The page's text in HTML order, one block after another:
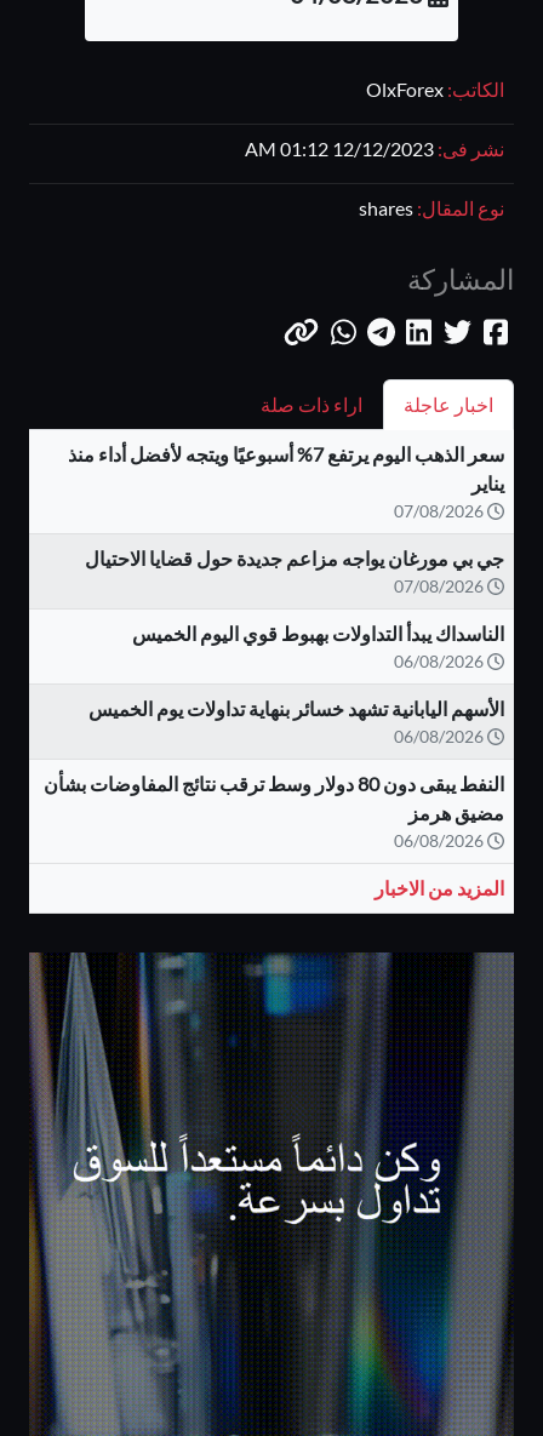
الكاتب: OlxForex
نشر فى: 12/12/2023 01:12 AM
نوع المقال: shares
المشاركة
اخبار عاجلة اراء ذات صلة
سعر الذهب اليوم يرتفع 7% أسبوعيًا ويتجه لأفضل أداء منذ
يناير
جي بي مورغان يواجه مزاعم جديدة حول قضايا الاحتيال
الناسداك يبدأ التداولات بهبوط قوي اليوم الخميس
الأسهم اليابانية تشهد خسائر بنهاية تداولات يوم الخميس
النفط يبقى دون 80 دولار وسط ترقب نتائج المفاوضات بشأن
مضيق هرمز
المزيد من الاخبار